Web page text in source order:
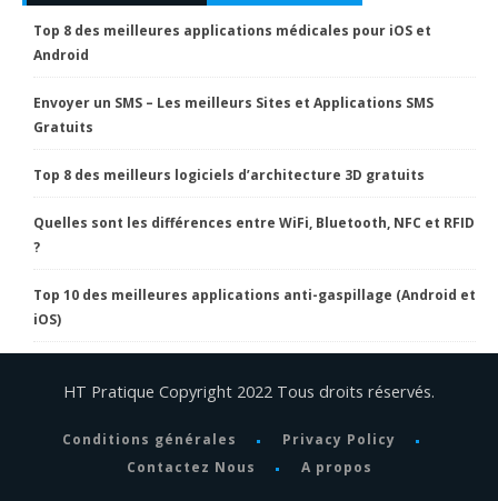
Top 8 des meilleures applications médicales pour iOS et
Android
Envoyer un SMS – Les meilleurs Sites et Applications SMS
Gratuits
Top 8 des meilleurs logiciels d’architecture 3D gratuits
Quelles sont les différences entre WiFi, Bluetooth, NFC et RFID
?
Top 10 des meilleures applications anti-gaspillage (Android et
iOS)
HT Pratique Copyright 2022 Tous droits réservés.
Conditions générales
Privacy Policy
Contactez Nous
A propos